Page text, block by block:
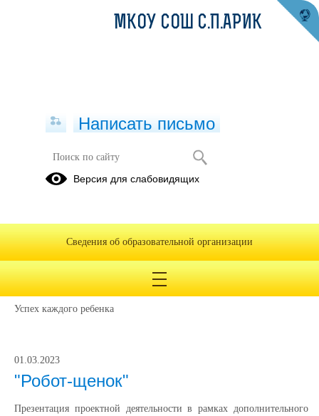
Успех каждого ребенка
каждого
Успех каждого ребенка
01.03.2023
"Робот-щенок"
Презентация проектной деятельности в рамках дополнительного
МКОУ СОШ С.П.АРИК
Написать письмо
Версия для слабовидящих
Сведения об образовательной организации